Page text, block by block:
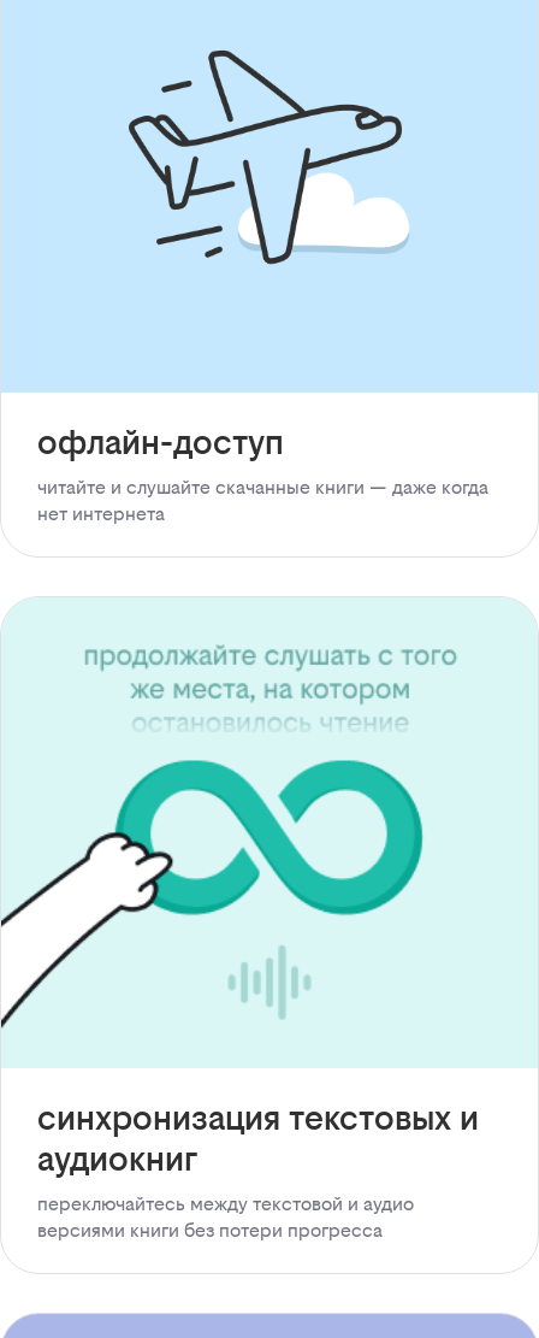
офлайн-доступ
читайте и слушайте скачанные книги — даже когда
нет интернета
синхронизация текстовых и
аудиокниг
переключайтесь между текстовой и аудио
версиями книги без потери прогресса